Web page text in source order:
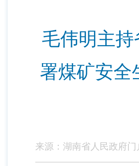
毛伟明主
署煤矿安全
来源：湖南省人民政府门